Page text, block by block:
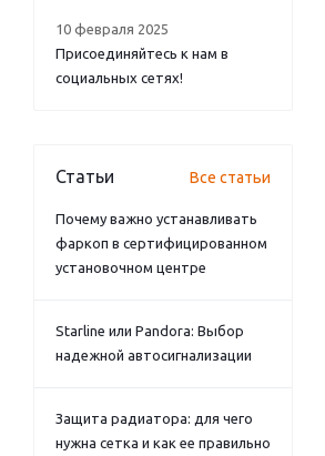
10 февраля 2025
Присоединяйтесь к нам в
социальных сетях!
Статьи Все статьи
Почему важно устанавливать
фаркоп в сертифицированном
установочном центре
Starline или Pandora: Выбор
надежной автосигнализации
Защита радиатора: для чего
нужна сетка и как ее правильно